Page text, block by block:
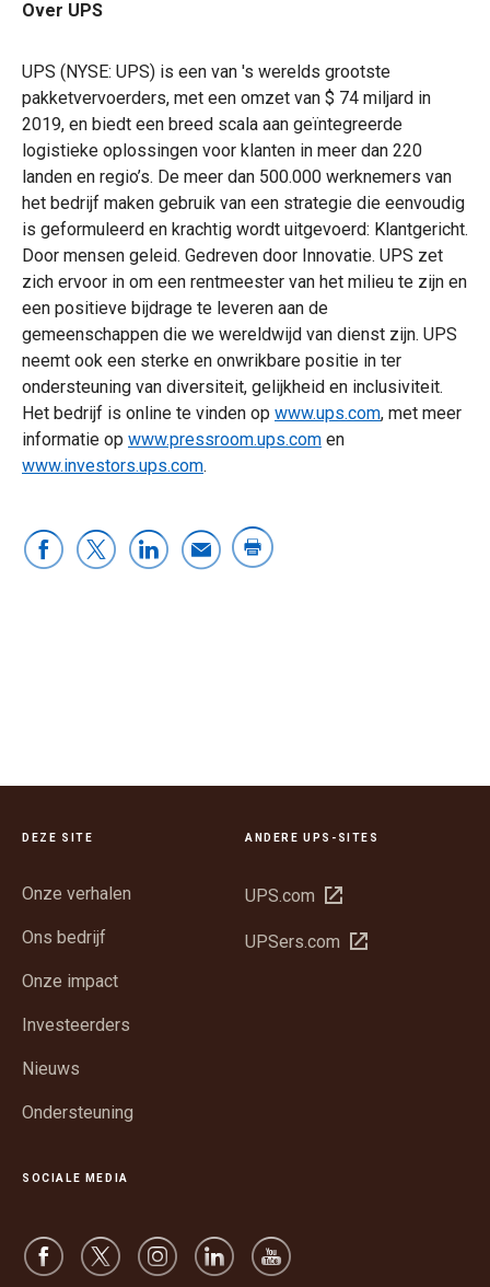
Over UPS
UPS (NYSE: UPS) is een van 's werelds grootste
pakketvervoerders, met een omzet van $ 74 miljard in
2019, en biedt een breed scala aan geïntegreerde
logistieke oplossingen voor klanten in meer dan 220
landen en regio’s. De meer dan 500.000 werknemers van
het bedrijf maken gebruik van een strategie die eenvoudig
is geformuleerd en krachtig wordt uitgevoerd: Klantgericht.
Door mensen geleid. Gedreven door Innovatie. UPS zet
zich ervoor in om een rentmeester van het milieu te zijn en
een positieve bijdrage te leveren aan de
gemeenschappen die we wereldwijd van dienst zijn. UPS
neemt ook een sterke en onwrikbare positie in ter
ondersteuning van diversiteit, gelijkheid en inclusiviteit.
Het bedrijf is online te vinden op www.ups.com, met meer
informatie op www.pressroom.ups.com en
www.investors.ups.com.
DEZE SITE
Onze verhalen
Ons bedrijf
Onze impact
Investeerders
Nieuws
Ondersteuning
ANDERE UPS-SITES
UPS.com Opent
een
UPSers.com Opent
SOCIALE MEDIA